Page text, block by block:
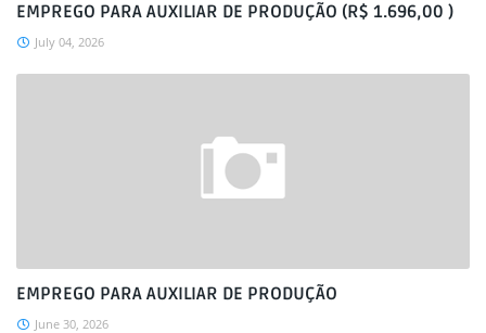
EMPREGO PARA AUXILIAR DE PRODUÇÃO (R$ 1.696,00 )
July 04, 2026
EMPREGO PARA AUXILIAR DE PRODUÇÃO
June 30, 2026